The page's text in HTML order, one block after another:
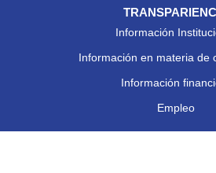
Información
Información en materia de
Información
Empleo